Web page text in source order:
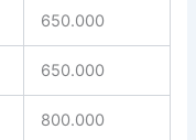
650.000
650.000
800.000